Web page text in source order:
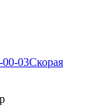
00-03Скорая